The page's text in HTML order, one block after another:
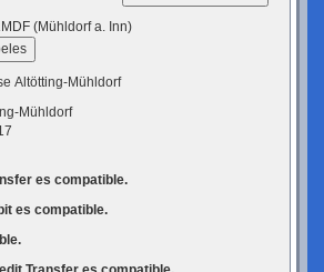
(Mühldorf a. Inn)
Altötting-Mühldorf
Mühldorf
es compatible.
es compatible.